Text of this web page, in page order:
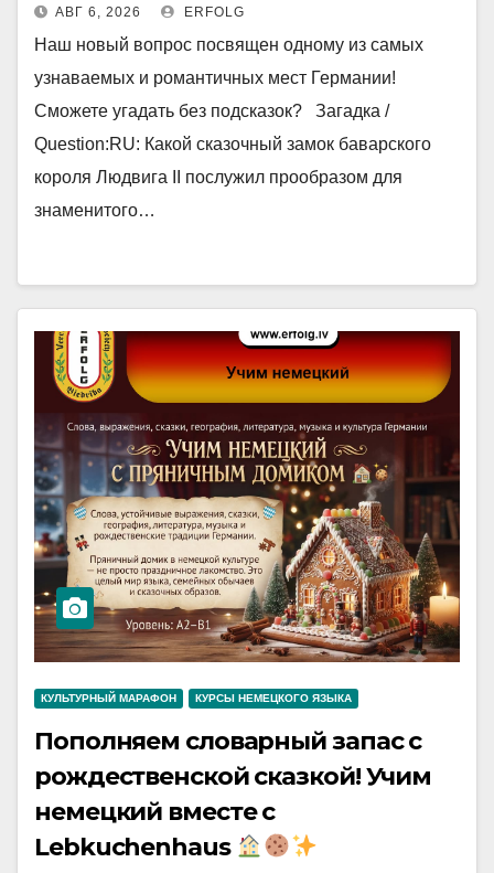
АВГ 6, 2026 ERFOLG
Наш новый вопрос посвящен одному из самых
узнаваемых и романтичных мест Германии!
Сможете угадать без подсказок? Загадка /
Question:RU: Какой сказочный замок баварского
короля Людвига II послужил прообразом для
знаменитого…
КУЛЬТУРНЫЙ МАРАФОН КУРСЫ НЕМЕЦКОГО ЯЗЫКА
Пополняем словарный запас с
рождественской сказкой! Учим
немецкий вместе с
Lebkuchenhaus